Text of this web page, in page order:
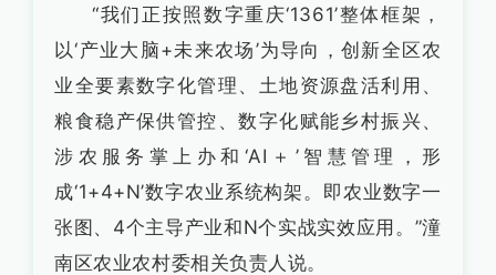
“我们正按照数字重庆‘1361’整体框架，
以‘产业大脑+未来农场’为导向，创新全区农
业全要素数字化管理、土地资源盘活利用、
粮食稳产保供管控、数字化赋能乡村振兴、
涉农服务掌上办和‘AI＋’智慧管理，形
成‘1+4+N’数字农业系统构架。即农业数字一
张图、4个主导产业和N个实战实效应用。”潼
南区农业农村委相关负责人说。